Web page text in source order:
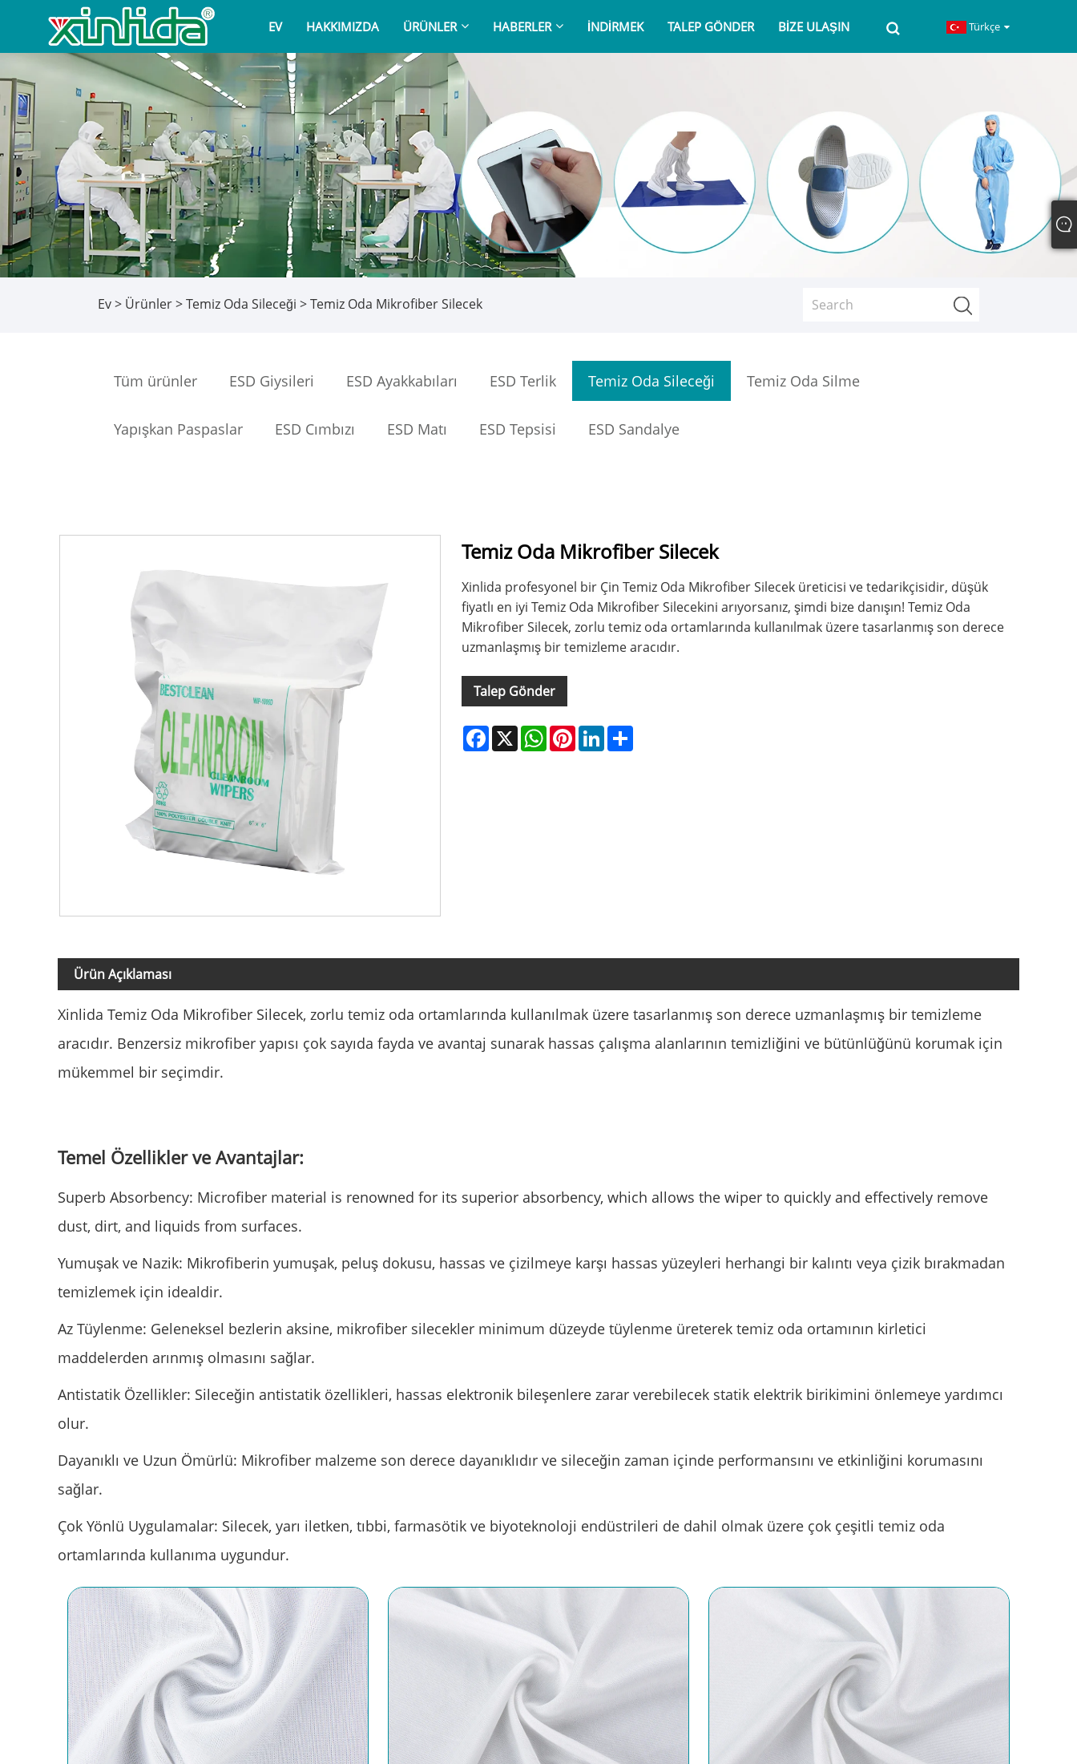
EV HAKKIMIZDA ÜRÜNLER HABERLER İNDIRMEK TALEP GÖNDER BIZE ULAŞIN Türkçe
Ev> Ürünler>Temiz Oda Sileceği > Temiz Oda Mikrofiber Silecek
Tüm ürünler ESD Giysileri ESD Ayakkabıları ESD Terlik Temiz Oda Sileceği Temiz Oda Silme
Yapışkan Paspaslar ESD Cımbızı ESD Matı ESD Tepsisi ESD Sandalye
Temiz Oda Mikrofiber Silecek
Xinlida profesyonel bir Çin Temiz Oda Mikrofiber Silecek üreticisi ve tedarikçisidir, düşük
fiyatlı en iyi Temiz Oda Mikrofiber Silecekini arıyorsanız, şimdi bize danışın! Temiz Oda
Mikrofiber Silecek, zorlu temiz oda ortamlarında kullanılmak üzere tasarlanmış son derece
uzmanlaşmış bir temizleme aracıdır.
Talep Gönder
Facebook
X WhatsApp
PinterestLinkedIn
Ürün Açıklaması
Xinlida Temiz Oda Mikrofiber Silecek, zorlu temiz oda ortamlarında kullanılmak üzere tasarlanmış son derece uzmanlaşmış bir temizleme
aracıdır. Benzersiz mikrofiber yapısı çok sayıda fayda ve avantaj sunarak hassas çalışma alanlarının temizliğini ve bütünlüğünü korumak için
mükemmel bir seçimdir.
Temel Özellikler ve Avantajlar:
Superb Absorbency: Microfiber material is renowned for its superior absorbency, which allows the wiper to quickly and effectively remove
dust, dirt, and liquids from surfaces.
Yumuşak ve Nazik: Mikrofiberin yumuşak, peluş dokusu, hassas ve çizilmeye karşı hassas yüzeyleri herhangi bir kalıntı veya çizik bırakmadan
temizlemek için idealdir.
Az Tüylenme: Geleneksel bezlerin aksine, mikrofiber silecekler minimum düzeyde tüylenme üreterek temiz oda ortamının kirletici
maddelerden arınmış olmasını sağlar.
Antistatik Özellikler: Sileceğin antistatik özellikleri, hassas elektronik bileşenlere zarar verebilecek statik elektrik birikimini önlemeye yardımcı
olur.
Dayanıklı ve Uzun Ömürlü: Mikrofiber malzeme son derece dayanıklıdır ve sileceğin zaman içinde performansını ve etkinliğini korumasını
sağlar.
Çok Yönlü Uygulamalar: Silecek, yarı iletken, tıbbi, farmasötik ve biyoteknoloji endüstrileri de dahil olmak üzere çok çeşitli temiz oda
ortamlarında kullanıma uygundur.